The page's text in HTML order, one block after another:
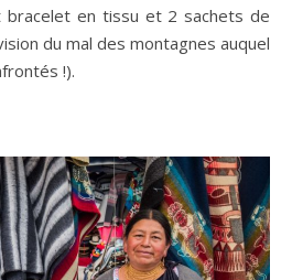
bracelet en tissu et 2 sachets de
du mal des montagnes auquel
!).